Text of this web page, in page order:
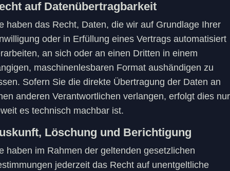
auf Daten­übertrag­barkeit
haben das Recht, Daten, die wir auf Grundlage Ihrer
oder in Erfüllung eines Vertrags automatisiert
an sich oder an einen Dritten in einem
maschinenlesbaren Format aushändigen zu
Sofern Sie die direkte Übertragung der Daten an
anderen Verantwortlichen verlangen, erfolgt dies
es technisch machbar ist.
Löschung und Berichtigung
haben im Rahmen der geltenden gesetzlichen
jederzeit das Recht auf unentgeltliche